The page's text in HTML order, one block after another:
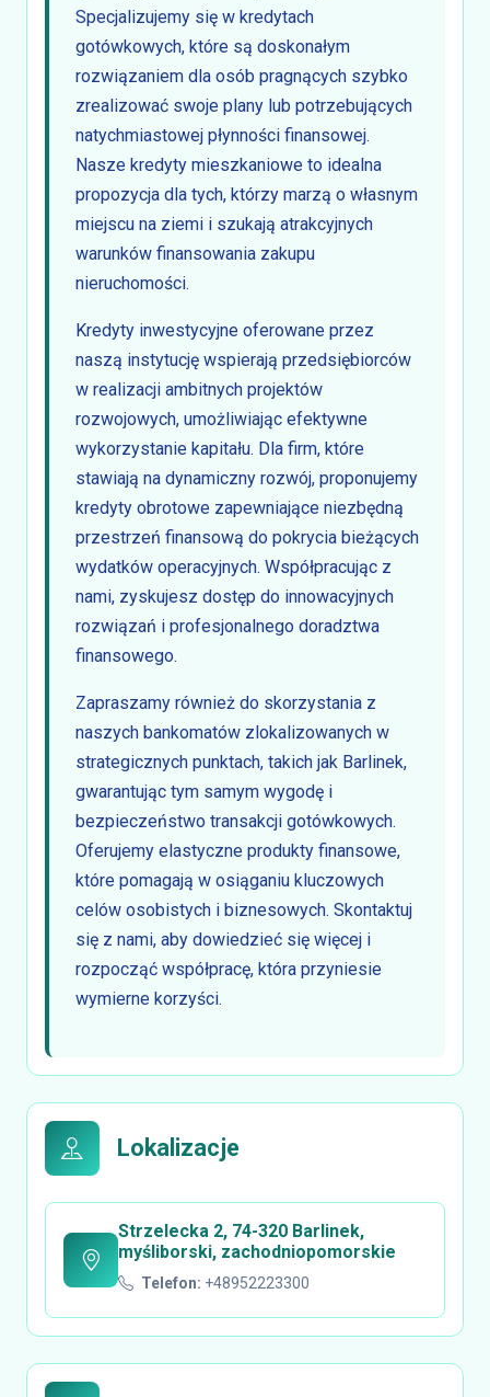
Specjalizujemy się w kredytach
gotówkowych, które są doskonałym
rozwiązaniem dla osób pragnących szybko
zrealizować swoje plany lub potrzebujących
natychmiastowej płynności finansowej.
Nasze kredyty mieszkaniowe to idealna
propozycja dla tych, którzy marzą o własnym
miejscu na ziemi i szukają atrakcyjnych
warunków finansowania zakupu
nieruchomości.
Kredyty inwestycyjne oferowane przez
naszą instytucję wspierają przedsiębiorców
w realizacji ambitnych projektów
rozwojowych, umożliwiając efektywne
wykorzystanie kapitału. Dla firm, które
stawiają na dynamiczny rozwój, proponujemy
kredyty obrotowe zapewniające niezbędną
przestrzeń finansową do pokrycia bieżących
wydatków operacyjnych. Współpracując z
nami, zyskujesz dostęp do innowacyjnych
rozwiązań i profesjonalnego doradztwa
finansowego.
Zapraszamy również do skorzystania z
naszych bankomatów zlokalizowanych w
strategicznych punktach, takich jak Barlinek,
gwarantując tym samym wygodę i
bezpieczeństwo transakcji gotówkowych.
Oferujemy elastyczne produkty finansowe,
które pomagają w osiąganiu kluczowych
celów osobistych i biznesowych. Skontaktuj
się z nami, aby dowiedzieć się więcej i
rozpocząć współpracę, która przyniesie
wymierne korzyści.
Lokalizacje
Strzelecka 2, 74-320 Barlinek,
myśliborski, zachodniopomorskie
Telefon: +48952223300